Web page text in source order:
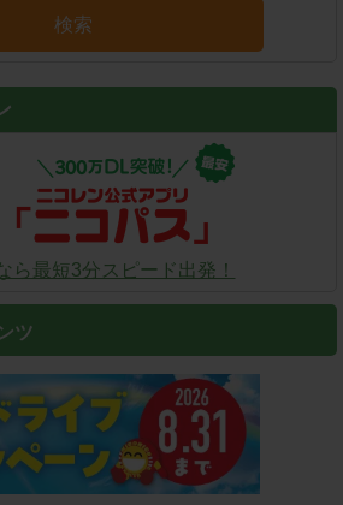
検索
ら最短3分スピード出発！
ツ